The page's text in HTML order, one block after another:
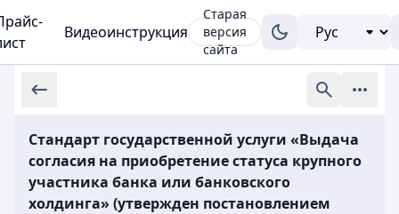
Видеоинструкция
Старая
версия
сайта
Стандарт государственной услуги «Выдача
согласия на приобретение статуса крупного
участника банка или банковского
холдинга» (утвержден постановлением